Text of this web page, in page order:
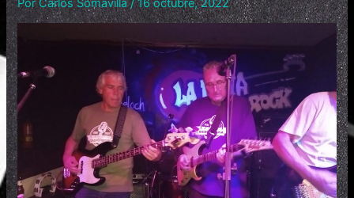
PorCarlos Somavilla/16 octubre, 2022